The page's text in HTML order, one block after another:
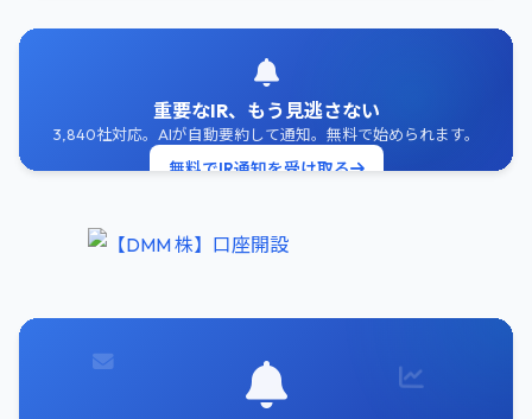
重要なIR、もう見逃さない
3,840社対応。AIが自動要約して通知。無料で始められます。
無料でIR通知を受け取る